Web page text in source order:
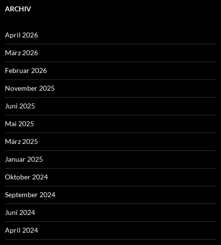
ARCHIV
April 2026
März 2026
Februar 2026
November 2025
Juni 2025
Mai 2025
März 2025
Januar 2025
Oktober 2024
September 2024
Juni 2024
April 2024